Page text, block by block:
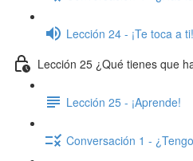
Lección 24 - ¡Te toca a ti!
Lección 25 ¿Qué tienes que
Lección 25 - ¡Aprende!
Conversación 1 -